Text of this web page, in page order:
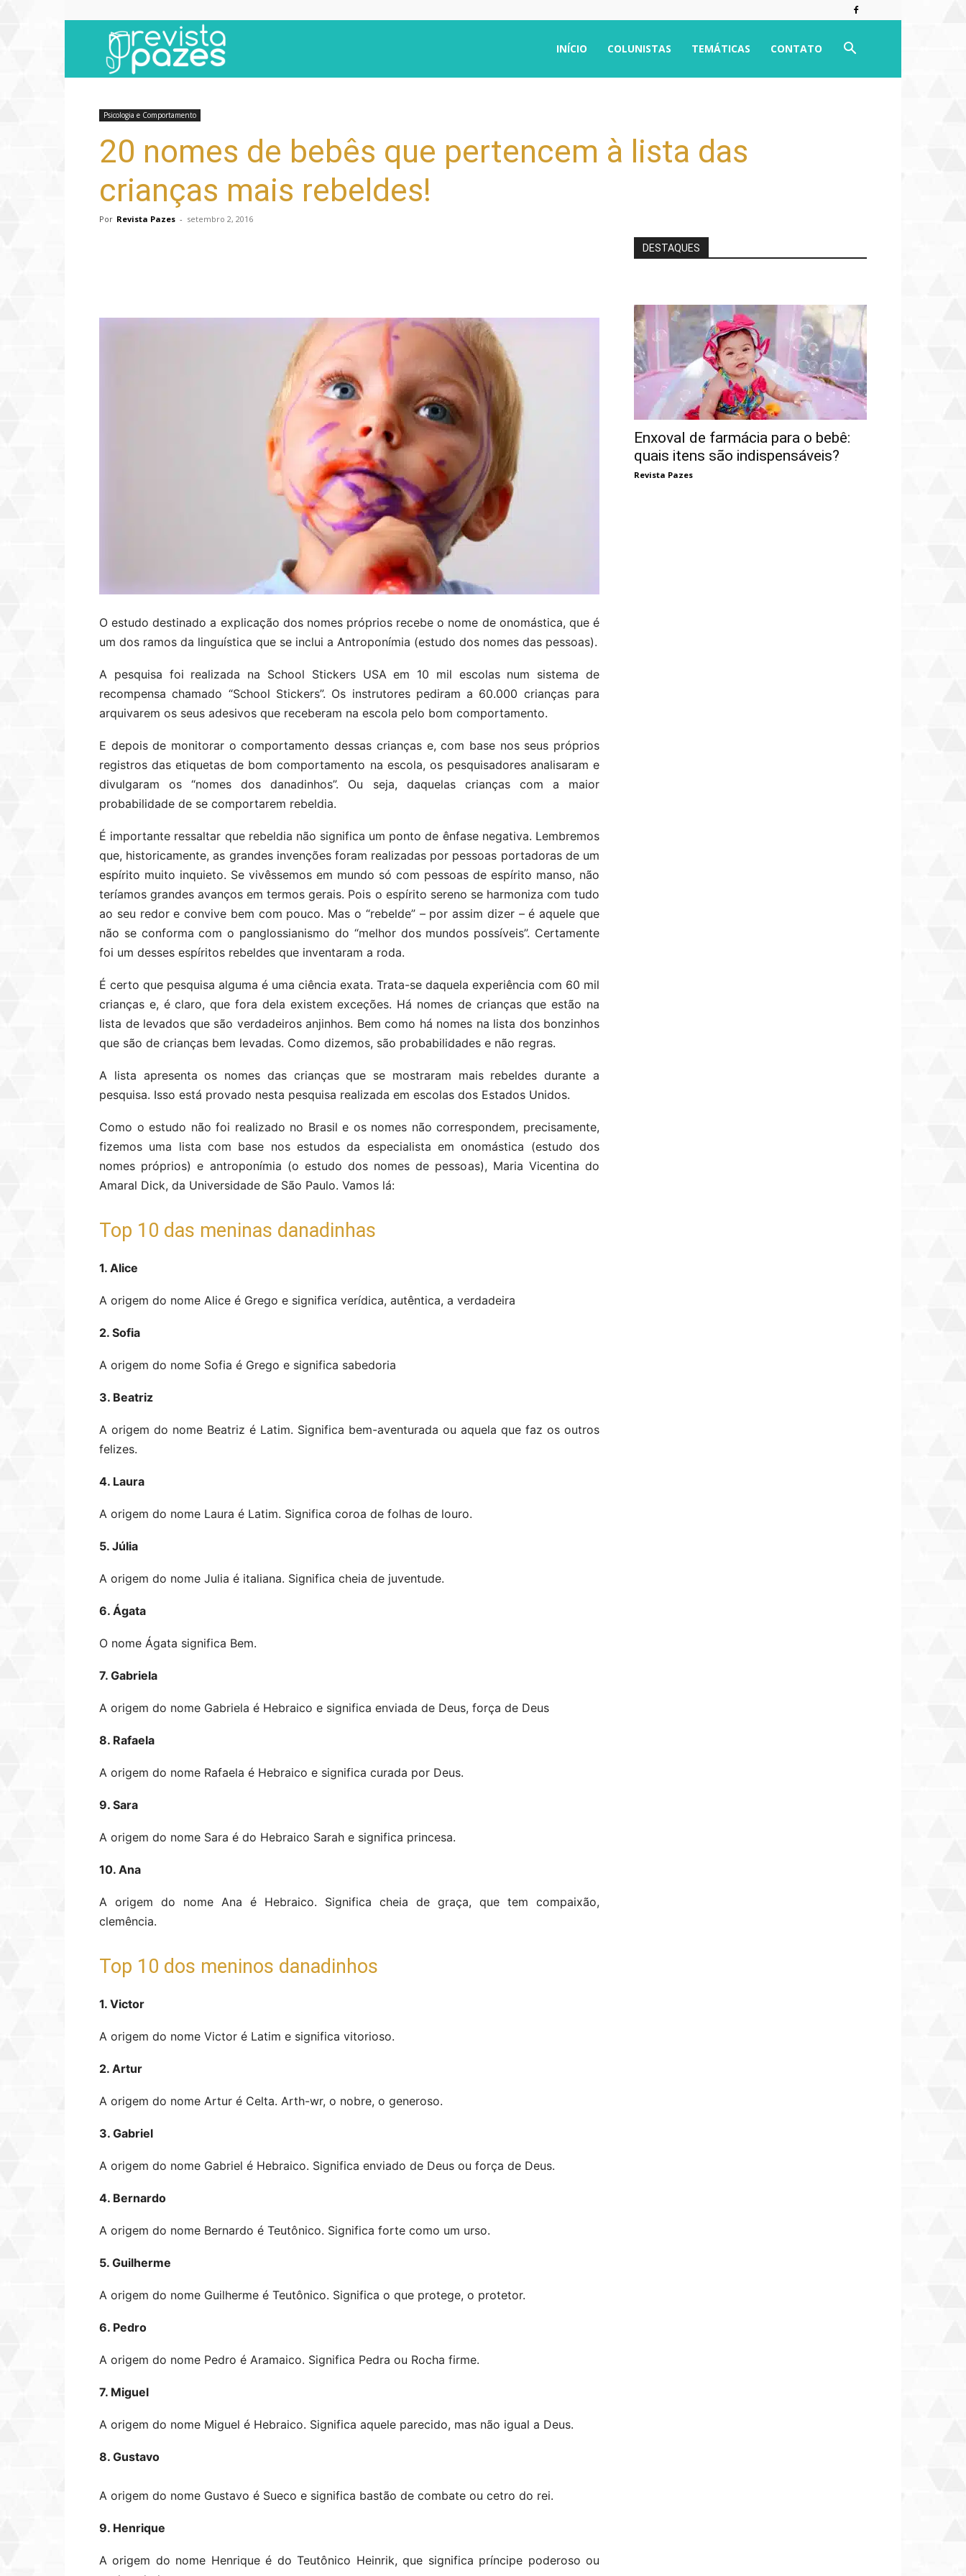
INÍCIO COLUNISTAS TEMÁTICAS CONTATO
Psicologia e Comportamento
20 nomes de bebês que pertencem à lista das
crianças mais rebeldes!
Por Revista Pazes - setembro 2, 2016
O estudo destinado a explicação dos nomes próprios recebe o nome de onomástica, que é
um dos ramos da linguística que se inclui a Antroponímia (estudo dos nomes das pessoas).
A pesquisa foi realizada na School Stickers USA em 10 mil escolas num sistema de
recompensa chamado “School Stickers”. Os instrutores pediram a 60.000 crianças para
arquivarem os seus adesivos que receberam na escola pelo bom comportamento.
E depois de monitorar o comportamento dessas crianças e, com base nos seus próprios
registros das etiquetas de bom comportamento na escola, os pesquisadores analisaram e
divulgaram os “nomes dos danadinhos”. Ou seja, daquelas crianças com a maior
probabilidade de se comportarem rebeldia.
É importante ressaltar que rebeldia não significa um ponto de ênfase negativa. Lembremos
que, historicamente, as grandes invenções foram realizadas por pessoas portadoras de um
espírito muito inquieto. Se vivêssemos em mundo só com pessoas de espírito manso, não
teríamos grandes avanços em termos gerais. Pois o espírito sereno se harmoniza com tudo
ao seu redor e convive bem com pouco. Mas o “rebelde” – por assim dizer – é aquele que
não se conforma com o panglossianismo do “melhor dos mundos possíveis”. Certamente
foi um desses espíritos rebeldes que inventaram a roda.
É certo que pesquisa alguma é uma ciência exata. Trata-se daquela experiência com 60 mil
crianças e, é claro, que fora dela existem exceções. Há nomes de crianças que estão na
lista de levados que são verdadeiros anjinhos. Bem como há nomes na lista dos bonzinhos
que são de crianças bem levadas. Como dizemos, são probabilidades e não regras.
A lista apresenta os nomes das crianças que se mostraram mais rebeldes durante a
pesquisa. Isso está provado nesta pesquisa realizada em escolas dos Estados Unidos.
Como o estudo não foi realizado no Brasil e os nomes não correspondem, precisamente,
fizemos uma lista com base nos estudos da especialista em onomástica (estudo dos
nomes próprios) e antroponímia (o estudo dos nomes de pessoas), Maria Vicentina do
Amaral Dick, da Universidade de São Paulo. Vamos lá:
Top 10 das meninas danadinhas
1. Alice
A origem do nome Alice é Grego e significa verídica, autêntica, a verdadeira
2. Sofia
A origem do nome Sofia é Grego e significa sabedoria
3. Beatriz
A origem do nome Beatriz é Latim. Significa bem-aventurada ou aquela que faz os outros
felizes.
4. Laura
A origem do nome Laura é Latim. Significa coroa de folhas de louro.
5. Júlia
A origem do nome Julia é italiana. Significa cheia de juventude.
6. Ágata
O nome Ágata significa Bem.
7. Gabriela
A origem do nome Gabriela é Hebraico e significa enviada de Deus, força de Deus
8. Rafaela
A origem do nome Rafaela é Hebraico e significa curada por Deus.
9. Sara
A origem do nome Sara é do Hebraico Sarah e significa princesa.
10. Ana
A origem do nome Ana é Hebraico. Significa cheia de graça, que tem compaixão,
clemência.
Top 10 dos meninos danadinhos
1. Victor
A origem do nome Victor é Latim e significa vitorioso.
2. Artur
A origem do nome Artur é Celta. Arth-wr, o nobre, o generoso.
3. Gabriel
A origem do nome Gabriel é Hebraico. Significa enviado de Deus ou força de Deus.
4. Bernardo
A origem do nome Bernardo é Teutônico. Significa forte como um urso.
5. Guilherme
A origem do nome Guilherme é Teutônico. Significa o que protege, o protetor.
6. Pedro
A origem do nome Pedro é Aramaico. Significa Pedra ou Rocha firme.
7. Miguel
A origem do nome Miguel é Hebraico. Significa aquele parecido, mas não igual a Deus.
8. Gustavo
A origem do nome Gustavo é Sueco e significa bastão de combate ou cetro do rei.
9. Henrique
A origem do nome Henrique é do Teutônico Heinrik, que significa príncipe poderoso ou
DESTAQUES
Enxoval de farmácia para o bebê:
quais itens são indispensáveis?
Revista Pazes